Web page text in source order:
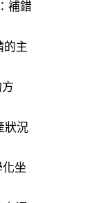
補錯
的主
狀況
坐